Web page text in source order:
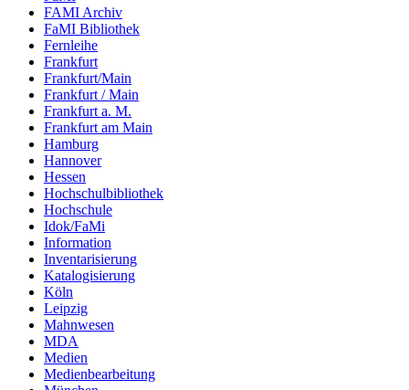
FAMI Archiv
FaMI Bibliothek
Fernleihe
Frankfurt
Frankfurt/Main
Frankfurt / Main
Frankfurt a. M.
Frankfurt am Main
Hamburg
Hannover
Hessen
Hochschulbibliothek
Hochschule
Idok/FaMi
Information
Inventarisierung
Katalogisierung
Köln
Leipzig
Mahnwesen
MDA
Medien
Medienbearbeitung